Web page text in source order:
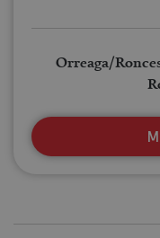
Orreaga/